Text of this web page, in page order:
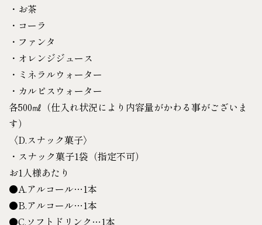
・お茶
・コーラ
・ファンタ
・オレンジジュース
・ミネラルウォーター
・カルピスウォーター
各500㎖（仕入れ状況により内容量がかわる事がございま
す）
〈D.スナック菓子〉
・スナック菓子1袋（指定不可）
お1人様あたり
●A.アルコール…1本
●B.アルコール…1本
●C.ソフトドリンク…1本